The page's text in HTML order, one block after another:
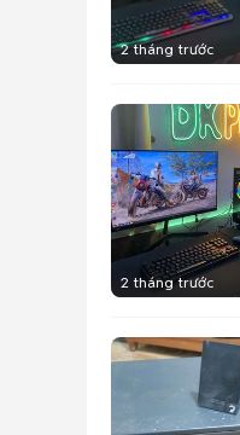
2 tháng trước
2 tháng trước